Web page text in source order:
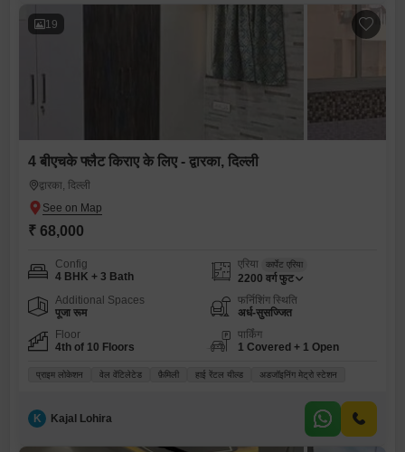
19
4 बीएचके फ्लैट किराए के लिए - द्वारका, दिल्ली
द्वारका, दिल्ली
₹ 68,000
Config
4 BHK + 3 Bath
एरिया कार्पेट एरिया
2200 वर्ग फुट
Additional Spaces
पूजा रूम
फर्निशिंग स्थिति
अर्ध-सुसज्जित
Floor
4th of 10 Floors
पार्किंग
1 Covered + 1 Open
प्राइम लोकेशन वेल वेंटिलेटेड फ़ैमिली हाई रेंटल यील्ड अडजॉइनिंग मेट्रो स्टेशन
K Kajal Lohira